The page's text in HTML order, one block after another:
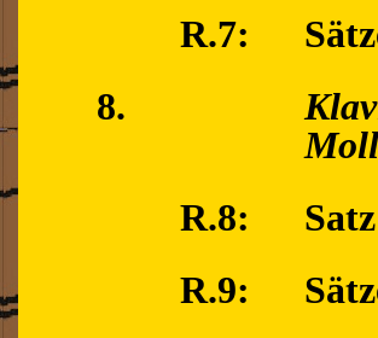
R.7:
8.
R.8:
R.9: